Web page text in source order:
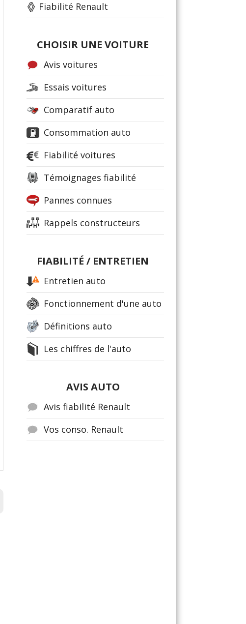
Fiabilité Renault
CHOISIR UNE VOITURE
Avis voitures
Essais voitures
Comparatif auto
Consommation auto
Fiabilité voitures
Témoignages fiabilité
Pannes connues
Rappels constructeurs
FIABILITÉ / ENTRETIEN
Entretien auto
Fonctionnement d'une auto
Définitions auto
Les chiffres de l'auto
AVIS AUTO
Avis fiabilité Renault
Vos conso. Renault